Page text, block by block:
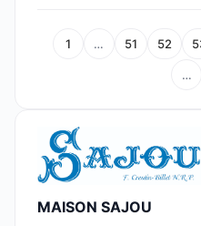
1 … 51 52
…
MAISON SAJOU